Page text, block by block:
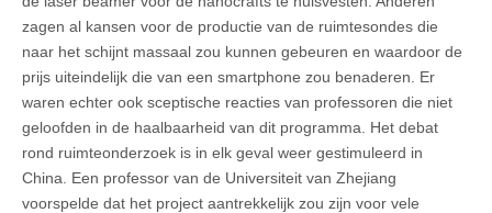
zagen al kansen voor de productie van de ruimtesondes die
naar het schijnt massaal zou kunnen gebeuren en waardoor de
prijs uiteindelijk die van een smartphone zou benaderen. Er
waren echter ook sceptische reacties van professoren die niet
geloofden in de haalbaarheid van dit programma. Het debat
rond ruimteonderzoek is in elk geval weer gestimuleerd in
China. Een professor van de Universiteit van Zhejiang
voorspelde dat het project aantrekkelijk zou zijn voor vele